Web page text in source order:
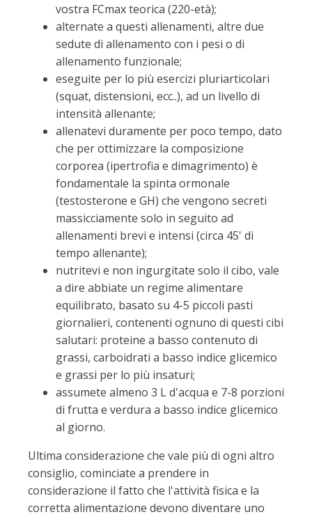
vostra FCmax teorica (220-età);
alternate a questi allenamenti, altre due
sedute di allenamento con i pesi o di
allenamento funzionale;
eseguite per lo più esercizi pluriarticolari
(squat, distensioni, ecc..), ad un livello di
intensità allenante;
allenatevi duramente per poco tempo, dato
che per ottimizzare la composizione
corporea (ipertrofia e dimagrimento) è
fondamentale la spinta ormonale
(testosterone e GH) che vengono secreti
massicciamente solo in seguito ad
allenamenti brevi e intensi (circa 45' di
tempo allenante);
nutritevi e non ingurgitate solo il cibo, vale
a dire abbiate un regime alimentare
equilibrato, basato su 4-5 piccoli pasti
giornalieri, contenenti ognuno di questi cibi
salutari: proteine a basso contenuto di
grassi, carboidrati a basso indice glicemico
e grassi per lo più insaturi;
assumete almeno 3 L d'acqua e 7-8 porzioni
di frutta e verdura a basso indice glicemico
al giorno.
Ultima considerazione che vale più di ogni altro
consiglio, cominciate a prendere in
considerazione il fatto che l'attività fisica e la
corretta alimentazione devono diventare uno